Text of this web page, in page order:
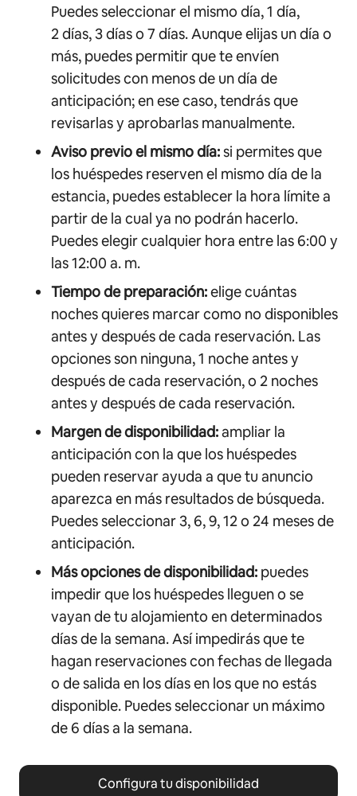
Puedes seleccionar el mismo día, 1 día,
2 días, 3 días o 7 días. Aunque elijas un día o
más, puedes permitir que te envíen
solicitudes con menos de un día de
anticipación; en ese caso, tendrás que
revisarlas y aprobarlas manualmente.
Aviso previo el mismo día: si permites que
los huéspedes reserven el mismo día de la
estancia, puedes establecer la hora límite a
partir de la cual ya no podrán hacerlo.
Puedes elegir cualquier hora entre las 6:00 y
las 12:00 a. m.
Tiempo de preparación:elige cuántas
noches quieres marcar como no disponibles
antes y después de cada reservación. Las
opciones son ninguna, 1 noche antes y
después de cada reservación, o 2 noches
antes y después de cada reservación.
Margen de disponibilidad:ampliar la
anticipación con la que los huéspedes
pueden reservar ayuda a que tu anuncio
aparezca en más resultados de búsqueda.
Puedes seleccionar 3, 6, 9, 12 o 24 meses de
anticipación.
Más opciones de disponibilidad: puedes
impedir que los huéspedes lleguen o se
vayan de tu alojamiento en determinados
días de la semana. Así impedirás que te
hagan reservaciones con fechas de llegada
o de salida en los días en los que no estás
disponible. Puedes seleccionar un máximo
de 6 días a la semana.
Configura tu disponibilidad